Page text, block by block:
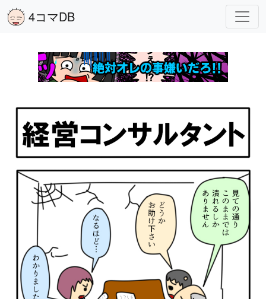
4コマDB